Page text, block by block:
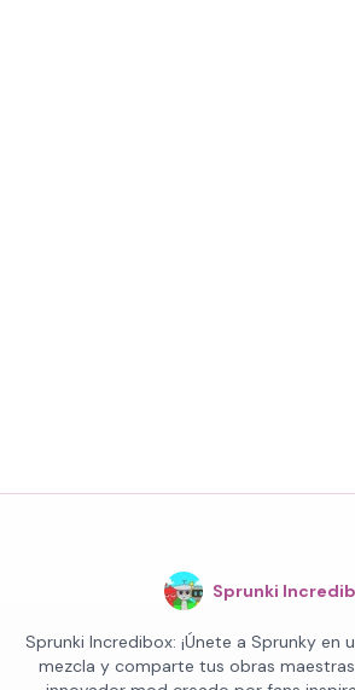
Sprunki
Sprunki Incredibox: ¡Únete a Sprunky en
mezcla y comparte tus obras